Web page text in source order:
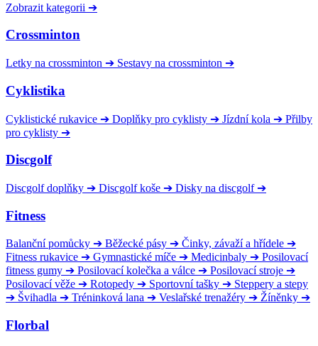
Zobrazit kategorii ➔
Crossminton
Letky na crossminton ➔ Sestavy na crossminton ➔
Cyklistika
Cyklistické rukavice ➔ Doplňky pro cyklisty ➔ Jízdní kola ➔ Přilby
pro cyklisty ➔
Discgolf
Discgolf doplňky ➔ Discgolf koše ➔ Disky na discgolf ➔
Fitness
Balanční pomůcky ➔ Běžecké pásy ➔ Činky, závaží a hřídele ➔
Fitness rukavice ➔ Gymnastické míče ➔ Medicinbaly ➔ Posilovací
fitness gumy ➔ Posilovací kolečka a válce ➔ Posilovací stroje ➔
Posilovací věže ➔ Rotopedy ➔ Sportovní tašky ➔ Steppery a stepy
➔ Švihadla ➔ Tréninková lana ➔ Veslařské trenažéry ➔ Žíněnky ➔
Florbal